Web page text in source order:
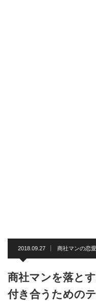
2018.09.27 商社マンの恋
商社マンを落と
付き合うための